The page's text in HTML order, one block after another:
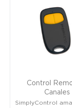
Control
Canales
SimplyControl